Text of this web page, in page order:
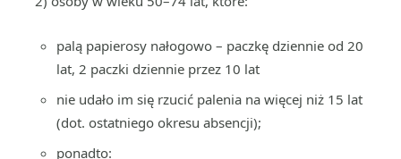
palą papierosy nałogowo – paczkę dziennie od 20
lat, 2 paczki dziennie przez 10 lat
nie udało im się rzucić palenia na więcej niż 15 lat
(dot. ostatniego okresu absencji);
ponadto: